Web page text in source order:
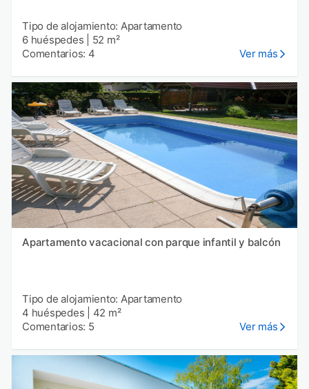
Tipo de alojamiento: Apartamento
6 huéspedes
52 m²
Comentarios: 4
Ver más
Apartamento vacacional con parque infantil y balcón
Tipo de alojamiento: Apartamento
4 huéspedes
42 m²
Comentarios: 5
Ver más